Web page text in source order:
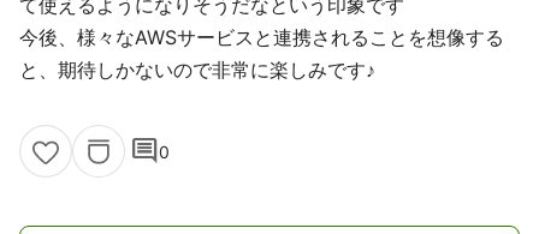
て使えるようになりそうだなという印象です
今後、様々なAWSサービスと連携されることを想像する
と、期待しかないので非常に楽しみです♪
comment0